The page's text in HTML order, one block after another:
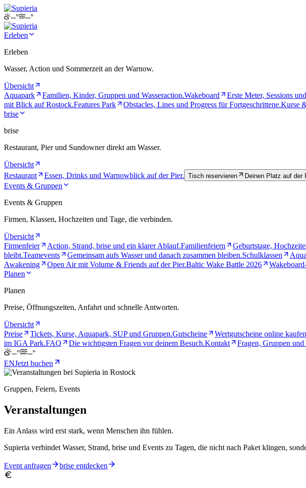
--° --°
Erleben
Erleben
Wasser, Action und Sommerzeit an der Warnow.
Übersicht
Aquapark
Familien, Kinder, Gruppen und Wasseraction.Wakeboard Erste Meter, Sessions
mit Blick auf Rostock.Features Park Obstacles, Lines und Progress für Fortgeschrittene.Kurse
brise
brise
Restaurant, Pier und Sundowner direkt am Wasser.
Übersicht
Restaurant
Essen, Drinks und Warnowblick auf der Pier. Tisch reservieren Deinen Platz auf der
Events & Gruppen
Events & Gruppen
Firmen, Klassen, Hochzeiten und Tage, die verbinden.
Übersicht
Firmenfeier
Action, Strand, brise und ein klarer Ablauf.Familienfeiern Geburtstage,
bleibt.Teamevents Gemeinsam aufs Wasser und danach zusammen bleiben.Schulklassen
Awakening
Open Air mit Volume & Friends auf der Pier.Baltic Wake Battle 2026
Planen
Planen
Preise, Öffnungszeiten, Anfahrt und schnelle Antworten.
Übersicht
Preise
Tickets, Kurse, Aquapark, SUP und Gruppen.Gutscheine Wertgutscheine online
im IGA Park.FAQ Die wichtigsten Fragen vor deinem Besuch.Kontakt
Fragen, Gruppen
--°
--°
ENJetzt buchen
Gruppen, Feiern, Events
Veranstaltungen
Ein Anlass wird erst stark, wenn Menschen ihn fühlen.
Supieria verbindet Wasser, Strand, brise und Events zu Tagen, die nicht nach Paket klingen,
Event anfragen brise entdecken